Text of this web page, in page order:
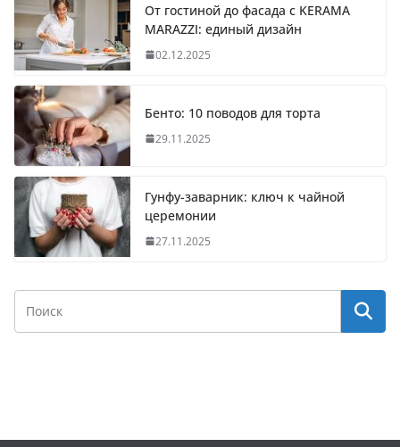
От гостиной до фасада с KERAMA
MARAZZI: единый дизайн
02.12.2025
Бенто: 10 поводов для торта
29.11.2025
Гунфу-заварник: ключ к чайной
церемонии
27.11.2025